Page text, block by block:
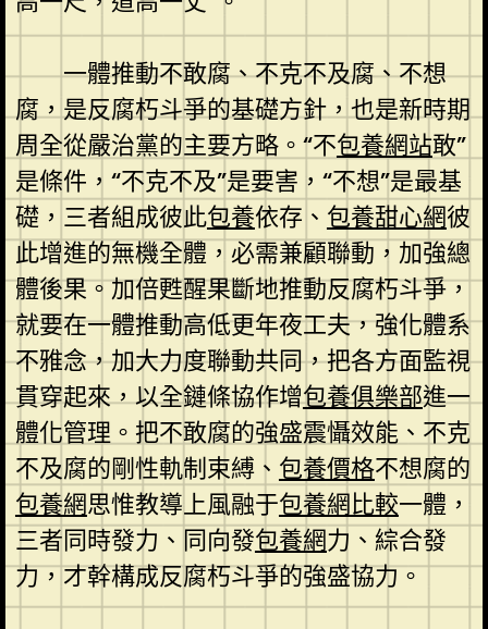
一體推動不敢腐、不克不及腐、不想
腐，是反腐朽斗爭的基礎方針，也是新時期
周全從嚴治黨的主要方略。“不包養網站敢”
是條件，“不克不及”是要害，“不想”是最基
礎，三者組成彼此包養依存、 包養甜心網彼
此增進的無機全體，必需兼顧聯動，加強總
體後果。加倍甦醒果斷地推動反腐朽斗爭，
就要在一體推動高低更年夜工夫，強化體系
不雅念，加大力度聯動共同，把各方面監視
貫穿起來，以全鏈條協作增包養俱樂部進一
體化管理。把不敢腐的強盛震懾效能、不克
不及腐的剛性軌制束縛、 包養價格不想腐的
包養網思惟教導上風融于包養網比較一體，
三者同時發力、同向發包養網力、綜合發
力，才幹構成反腐朽斗爭的強盛協力。